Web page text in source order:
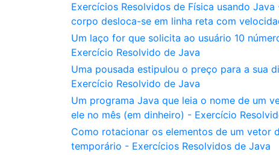
Exercícios Resolvidos de Física usando
corpo desloca-se em linha reta com
Um laço for que solicita ao usuário 10
Exercício Resolvido de Java
Uma pousada estipulou o preço para a sua
Exercício Resolvido de Java
Um programa Java que leia o nome de um
ele no mês (em dinheiro) - Exercício
Como rotacionar os elementos de um vetor
temporário - Exercícios Resolvidos de Java